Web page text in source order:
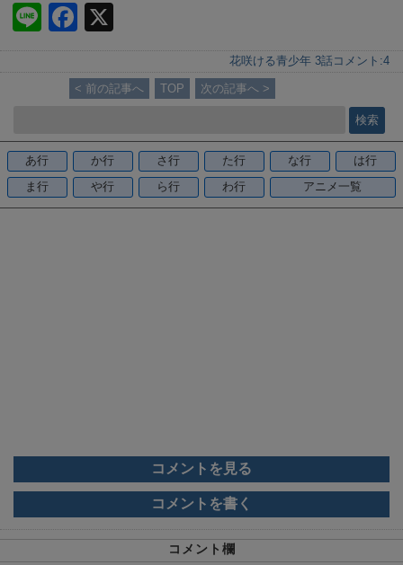
Li
n
e
F
a
c
e
o
o
k
花咲ける青少年 3話 コメント:4
< 前の記事へ TOP 次の記事へ >
あ行 か行 さ行 た行 な行
は行
ま行
や行 ら行 わ行 アニメ一覧
コメントを見る
コメントを書く
コメント欄